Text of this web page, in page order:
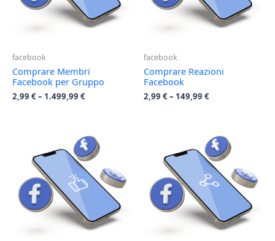
facebook
Comprare Membri
Facebook per Gruppo
2,99 €– 1.499,99 €
facebook
Comprare Reazioni
Facebook
2,99 €– 149,99 €